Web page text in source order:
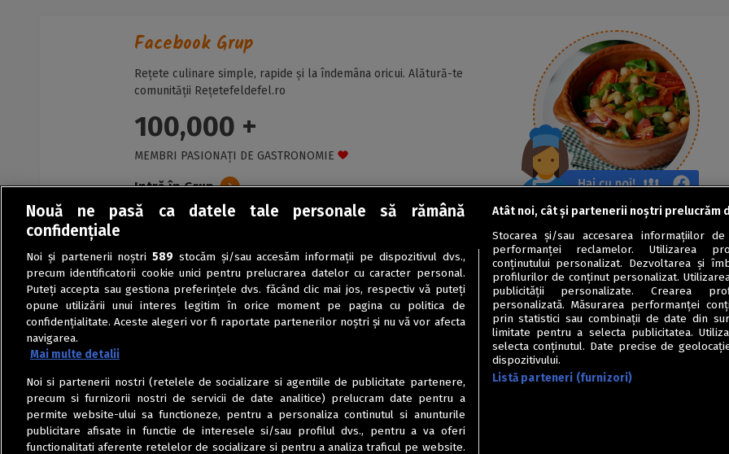
Facebook Grup
Rețete culinare simple, rapide și la îndemâna oricui. Alătură-te
comunității Rețetefeldefel.ro
100,000 +
MEMBRI PASIONAȚI DE GASTRONOMIE
Intră în Grup
Nouă ne pasă ca datele tale personale să rămână
confidențiale
Noi și partenerii noștri589 stocăm și/sau accesăm informații pe dispozitivul dvs.,
precum identificatorii cookie unici pentru prelucrarea datelor cu caracter personal.
Puteți accepta sau gestiona preferințele dvs. făcând clic mai jos, respectiv vă puteți
opune utilizării unui interes legitim în orice moment pe pagina cu politica de
confidențialitate. Aceste alegeri vor fi raportate partenerilor noștri și nu vă vor afecta
navigarea.
Mai multe detalii
Noi si partenerii nostri (retelele de socializare si agentiile de publicitate partenere,
precum si furnizorii nostri de servicii de date analitice) prelucram date pentru a
permite website-ului sa functioneze, pentru a personaliza continutul si anunturile
publicitare afisate in functie de interesele si/sau profilul dvs., pentru a va oferi
functionalitati aferente retelelor de socializare si pentru a analiza traficul pe website.
Atât noi, cât și partenerii noștri prelucrăm
Stocarea și/sau accesarea informațiilor
performanței reclamelor. Utilizarea
conținutului personalizat. Dezvoltarea și
profilurilor de conținut personalizat.
publicității personalizate. Crearea
personalizată. Măsurarea performanței
prin statistici sau combinații de date din
limitate pentru a selecta publicitatea.
selecta conținutul. Date precise de
dispozitivului.
Listă parteneri (furnizori)